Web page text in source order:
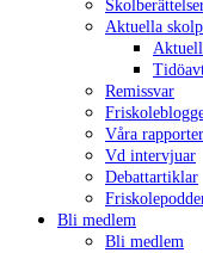
Aktuella
Remissvar
Våra rapporter
Vd intervjuar
Debattartiklar
Bli medlem
Bli medlem